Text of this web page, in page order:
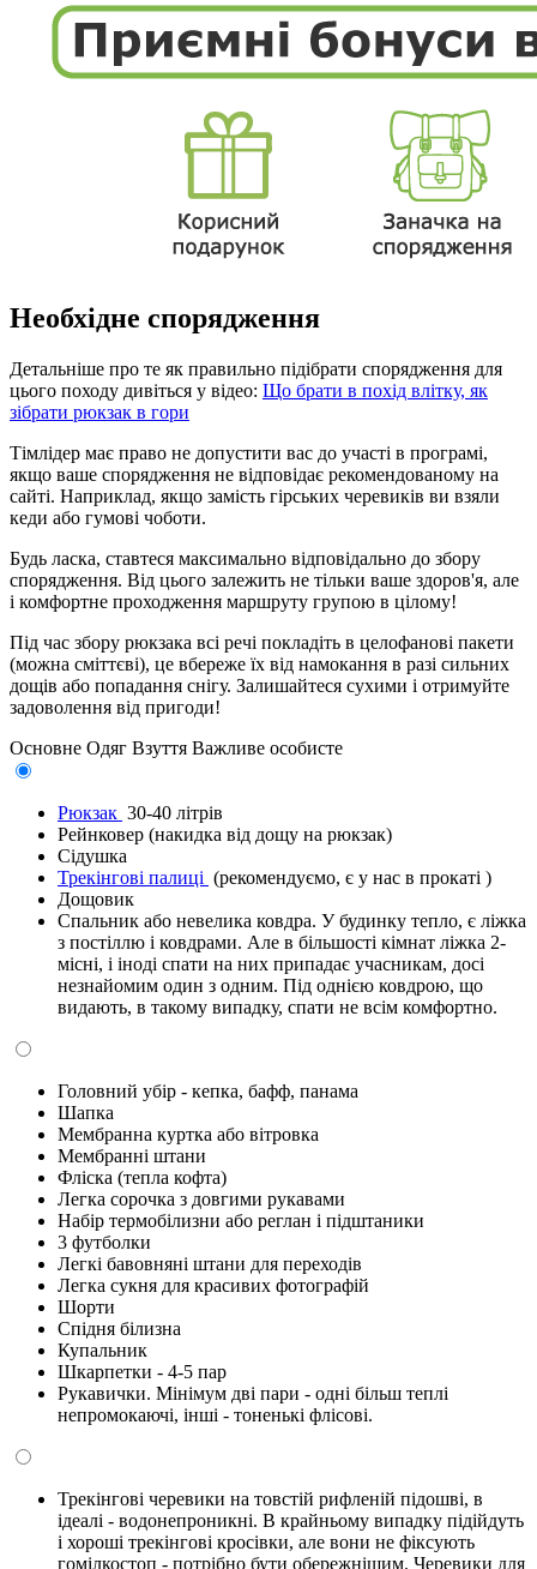
Необхідне спорядження
Детальніше про те як правильно підібрати спорядження для
цього походу дивіться у відео: Що брати в похід влітку, як
зібрати рюкзак в гори
Тімлідер має право не допустити вас до участі в програмі,
якщо ваше спорядження не відповідає рекомендованому на
сайті. Наприклад, якщо замість гірських черевиків ви взяли
кеди або гумові чоботи.
Будь ласка, ставтеся максимально відповідально до збору
спорядження. Від цього залежить не тільки ваше здоров'я, але
і комфортне проходження маршруту групою в цілому!
Під час збору рюкзака всі речі покладіть в целофанові пакети
(можна сміттєві), це вбереже їх від намокання в разі сильних
дощів або попадання снігу. Залишайтеся сухими і отримуйте
задоволення від пригоди!
Основне Одяг Взуття Важливе особисте
Рюкзак 30-40 літрів
Рейнковер (накидка від дощу на рюкзак)
Сідушка
Трекінгові палиці (рекомендуємо, є у нас в прокаті )
Дощовик
Спальник або невелика ковдра. У будинку тепло, є ліжка
з постіллю і ковдрами. Але в більшості кімнат ліжка 2-
місні, і іноді спати на них припадає учасникам, досі
незнайомим один з одним. Під однією ковдрою, що
видають, в такому випадку, спати не всім комфортно.
Головний убір - кепка, бафф, панама
Шапка
Мембранна куртка або вітровка
Мембранні штани
Фліска (тепла кофта)
Легка сорочка з довгими рукавами
Набір термобілизни або реглан і підштаники
3 футболки
Легкі бавовняні штани для переходів
Легка сукня для красивих фотографій
Шорти
Спідня білизна
Купальник
Шкарпетки - 4-5 пар
Рукавички. Мінімум дві пари - одні більш теплі
непромокаючі, інші - тоненькі флісові.
Трекінгові черевики на товстій рифленій підошві, в
ідеалі - водонепроникні. В крайньому випадку підійдуть
і хороші трекінгові кросівки, але вони не фіксують
гомілкостоп - потрібно бути обережнішим. Черевики для